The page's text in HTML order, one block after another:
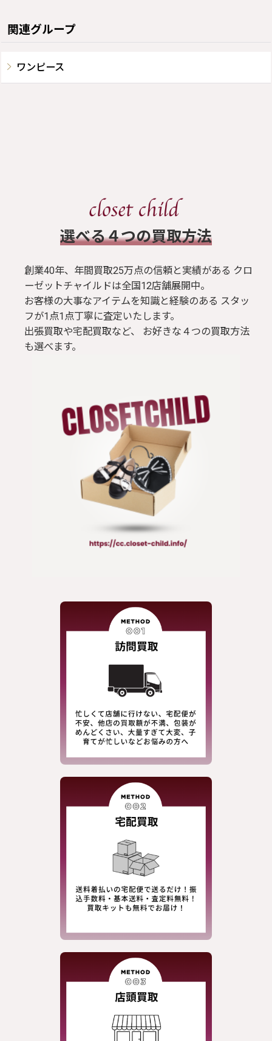
関連グループ
ワンピース
​選べる４つの買取方法
創業40年、年間買取25万点の信頼と実績がある クロ
ーゼットチャイルドは全国12店舗展開中。
お客様の大事なアイテムを知識と経験のある スタッ
フが1点1点丁寧に査定いたします。
出張買取や宅配買取など、 お好きな４つの買取方法
も選べます。